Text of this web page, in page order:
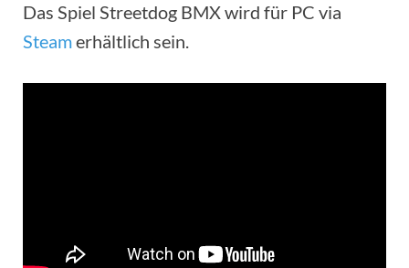
Das Spiel Streetdog BMX wird für PC via
Steamerhältlich sein.